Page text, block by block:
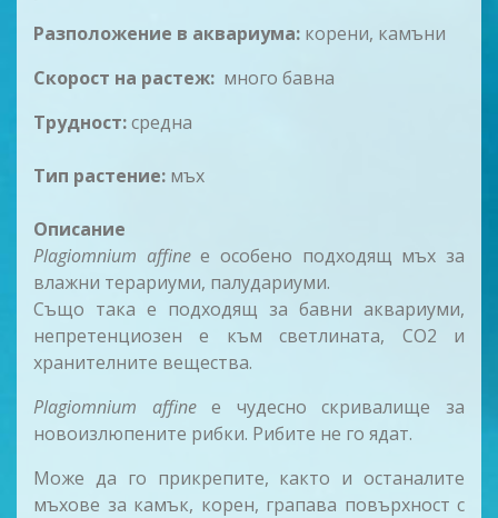
Разположение в аквариума: корени, камъни
Скорост на рaстеж: много бавна
Трудност:средна
Тип растение: мъх
Описание
Plagiomnium affineе особено подходящ мъх за
влажни терариуми, палудариуми.
Също така е подходящ за бавни аквариуми,
непретенциозен е към светлината, CO2 и
хранителните вещества.
Plagiomnium affineе чудесно скривалище за
новоизлюпените рибки. Рибите не го ядат.
Може да го прикрепите, както и останалите
мъхове за камък, корен, грапава повърхност с